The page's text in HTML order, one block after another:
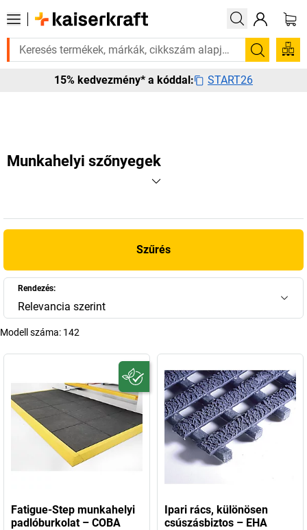
Válogatott bestseller termékeinket 3–4 munkanapon belül
Keresés
15% kedvezmény* a kóddal: START26
Munkahelyi szőnyegek
Szűrés
Rendezés:
Relevancia szerint
Modell száma: 142
Fatigue-Step munkahelyi
padlóburkolat – COBA
Ipari rács, különösen
csúszásbiztos – EHA